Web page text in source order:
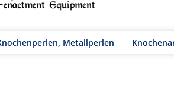
Metallperlen